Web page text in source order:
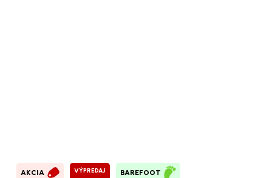
AKCIA VÝPREDAJ BAREFOOT